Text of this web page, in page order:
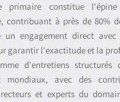
primaire constitue
contribuant à près de 80%
un engagement direct
garantir l'exactitude et la
d'entretiens structurés
mondiaux, avec des
et experts du